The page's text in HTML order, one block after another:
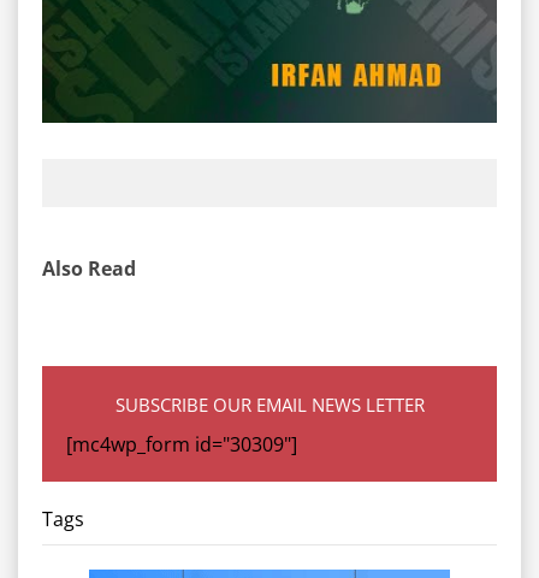
Also Read
SUBSCRIBE OUR EMAIL NEWS LETTER
[mc4wp_form id="30309"]
Tags